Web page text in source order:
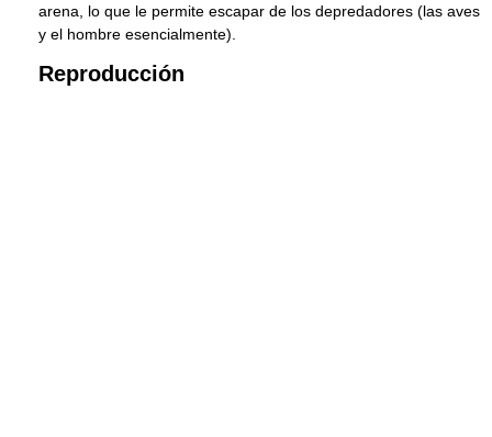
arena, lo que le permite escapar de los depredadores (las aves
y el hombre esencialmente).
Reproducción